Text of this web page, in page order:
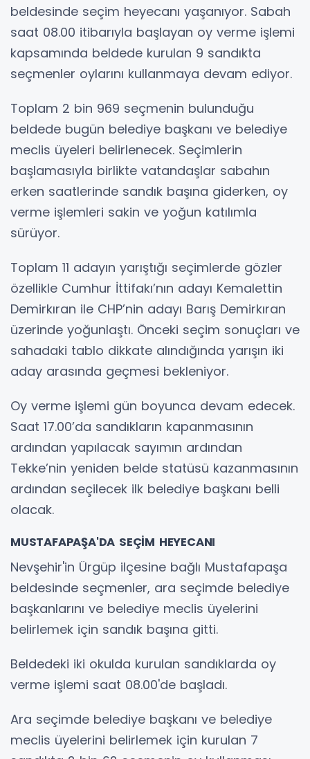
beldesinde seçim heyecanı yaşanıyor. Sabah
saat 08.00 itibarıyla başlayan oy verme işlemi
kapsamında beldede kurulan 9 sandıkta
seçmenler oylarını kullanmaya devam ediyor.
Toplam 2 bin 969 seçmenin bulunduğu
beldede bugün belediye başkanı ve belediye
meclis üyeleri belirlenecek. Seçimlerin
başlamasıyla birlikte vatandaşlar sabahın
erken saatlerinde sandık başına giderken, oy
verme işlemleri sakin ve yoğun katılımla
sürüyor.
Toplam 11 adayın yarıştığı seçimlerde gözler
özellikle Cumhur İttifakı’nın adayı Kemalettin
Demirkıran ile CHP’nin adayı Barış Demirkıran
üzerinde yoğunlaştı. Önceki seçim sonuçları ve
sahadaki tablo dikkate alındığında yarışın iki
aday arasında geçmesi bekleniyor.
Oy verme işlemi gün boyunca devam edecek.
Saat 17.00’da sandıkların kapanmasının
ardından yapılacak sayımın ardından
Tekke’nin yeniden belde statüsü kazanmasının
ardından seçilecek ilk belediye başkanı belli
olacak.
MUSTAFAPAŞA'DA SEÇİM HEYECANI
Nevşehir'in Ürgüp ilçesine bağlı Mustafapaşa
beldesinde seçmenler, ara seçimde belediye
başkanlarını ve belediye meclis üyelerini
belirlemek için sandık başına gitti.
Beldedeki iki okulda kurulan sandıklarda oy
verme işlemi saat 08.00'de başladı.
Ara seçimde belediye başkanı ve belediye
meclis üyelerini belirlemek için kurulan 7